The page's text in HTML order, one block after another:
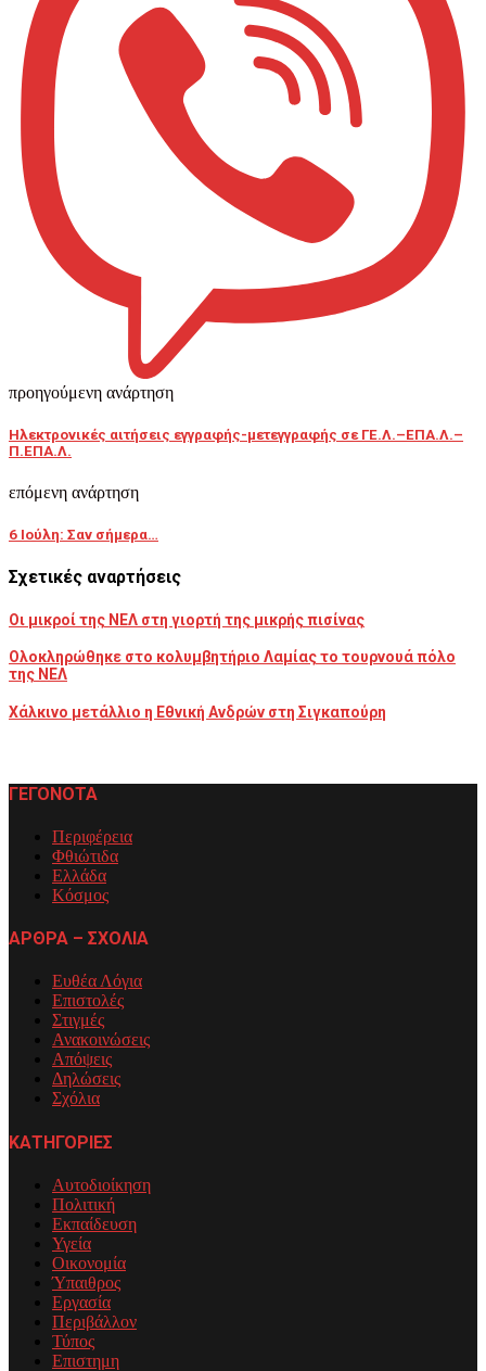
προηγούμενη ανάρτηση
Ηλεκτρονικές αιτήσεις εγγραφής-μετεγγραφής σε ΓΕ.Λ.–ΕΠΑ.Λ.–
Π.ΕΠΑ.Λ.
επόμενη ανάρτηση
6 Ιούλη: Σαν σήμερα…
Σχετικές αναρτήσεις
Οι μικροί της ΝΕΛ στη γιορτή της μικρής πισίνας
Ολοκληρώθηκε στο κολυμβητήριο Λαμίας το τουρνουά πόλο
της ΝΕΛ
Χάλκινο μετάλλιο η Εθνική Ανδρών στη Σιγκαπούρη
ΓΕΓΟΝΟΤΑ
Περιφέρεια
Φθιώτιδα
Ελλάδα
Κόσμος
ΑΡΘΡΑ – ΣΧΟΛΙΑ
Ευθέα Λόγια
Επιστολές
Στιγμές
Ανακοινώσεις
Απόψεις
Δηλώσεις
Σχόλια
ΚΑΤΗΓΟΡΙΕΣ
Αυτοδιοίκηση
Πολιτική
Εκπαίδευση
Υγεία
Οικονομία
Ύπαιθρος
Εργασία
Περιβάλλον
Τύπος
Επιστημη